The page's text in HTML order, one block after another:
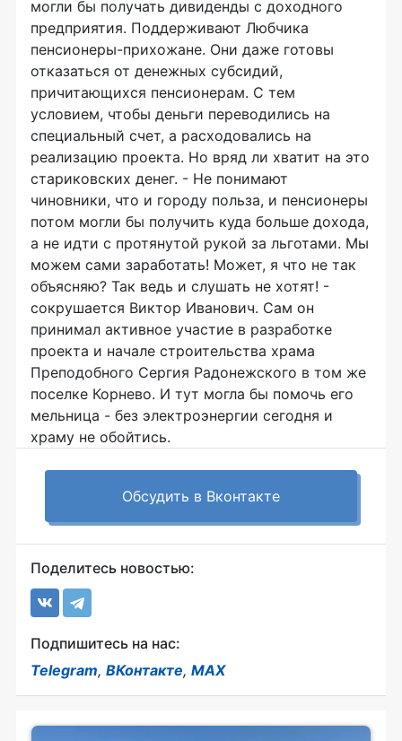
могли бы получать дивиденды с доходного
предприятия. Поддерживают Любчика
пенсионеры-прихожане. Они даже готовы
отказаться от денежных субсидий,
причитающихся пенсионерам. С тем
условием, чтобы деньги переводились на
специальный счет, а расходовались на
реализацию проекта. Но вряд ли хватит на это
стариковских денег. - Не понимают
чиновники, что и городу польза, и пенсионеры
потом могли бы получить куда больше дохода,
а не идти с протянутой рукой за льготами. Мы
можем сами заработать! Может, я что не так
объясняю? Так ведь и слушать не хотят! -
сокрушается Виктор Иванович. Сам он
принимал активное участие в разработке
проекта и начале строительства храма
Преподобного Сергия Радонежского в том же
поселке Корнево. И тут могла бы помочь его
мельница - без электроэнергии сегодня и
храму не обойтись.
Обсудить в Вконтакте
Поделитесь новостью:
Подпишитесь на нас:
Telegram, ВКонтакте, MAX